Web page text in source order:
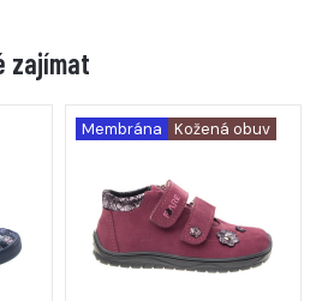
zajímat
Membrána Kožená obuv